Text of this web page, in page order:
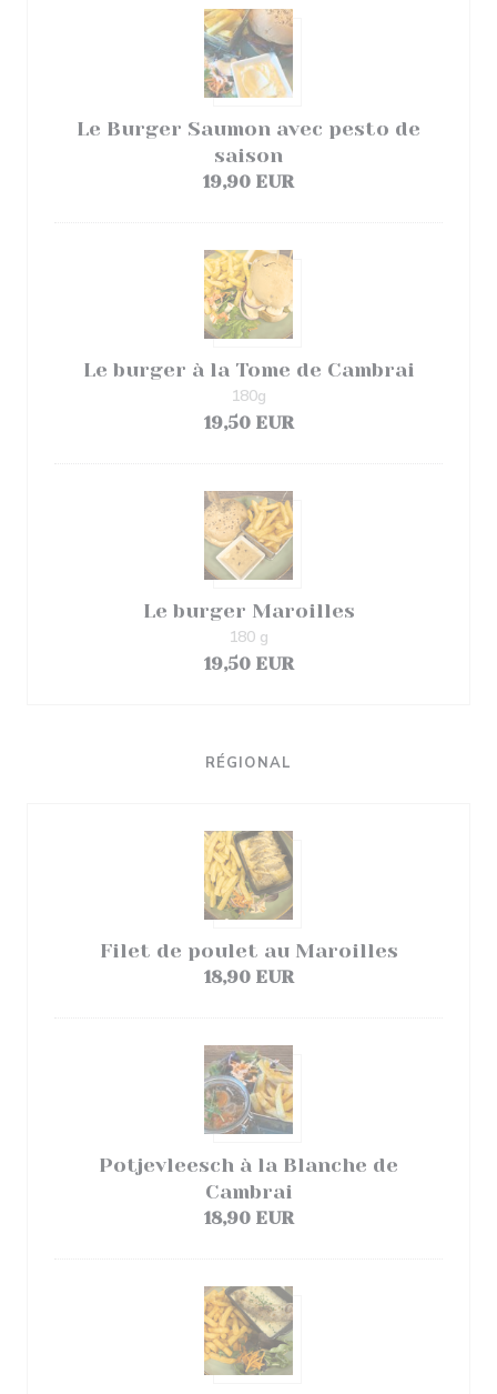
Le Burger Saumon avec pesto de
saison
19,90 EUR
Le burger à la Tome de Cambrai
19,50 EUR
180g
Le burger Maroilles
19,50 EUR
180 g
RÉGIONAL
Filet de poulet au Maroilles
18,90 EUR
Potjevleesch à la Blanche de
Cambrai
18,90 EUR